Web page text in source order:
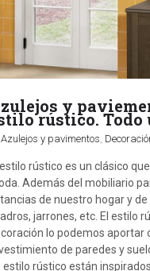
y
rústico. Todo
Azulejos y pavimentos
estilo rústico es un clásico
Además del mobiliario
de nuestro hogar y
jarrones, etc. El estilo
lo podemos aportar
de paredes y
estilo rústico están